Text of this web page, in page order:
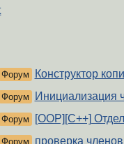
Форум Конструктор
Форум Инициализация
Форум [OOP][C++]
Форум проверка